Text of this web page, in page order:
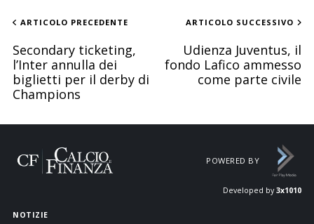
ARTICOLO PRECEDENTE
Secondary ticketing,
l’Inter annulla dei
biglietti per il derby di
Champions
ARTICOLO SUCCESSIVO
Udienza Juventus, il
fondo Lafico ammesso
come parte civile
POWERED BY
Developed by 3x1010
NOTIZIE